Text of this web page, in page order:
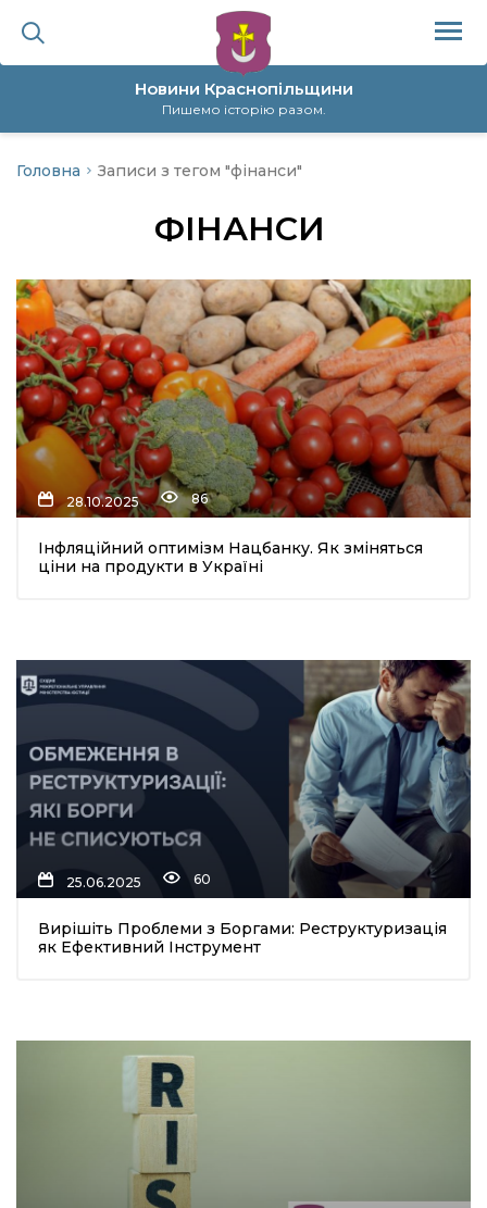
Новини Краснопільщини
Пишемо історію разом.
політика
Головна Записи з тегом "фінанси"
ФІНАНСИ
28.10.2025 86
Інфляційний оптимізм Нацбанку. Як зміняться
ціни на продукти в Україні
25.06.2025 60
Вирішіть Проблеми з Боргами: Реструктуризація
як Ефективний Інструмент